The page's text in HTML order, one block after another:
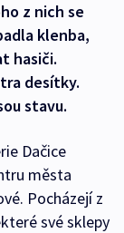
z nich se
klenba,
hasiči.
desítky.
stavu.
Dačice
města
Pocházejí z
své sklepy